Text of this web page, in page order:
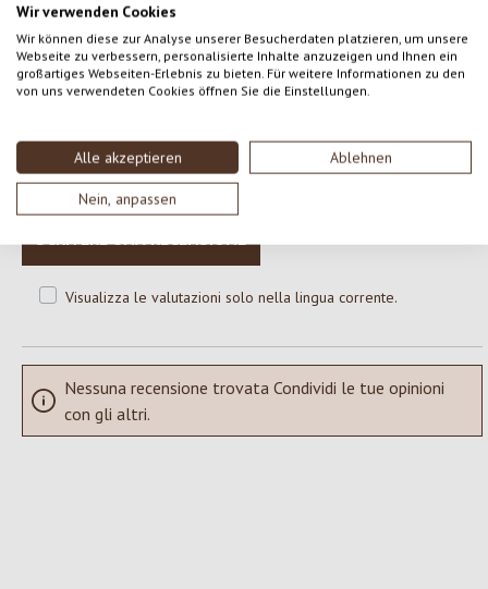
Wir verwenden Cookies
Wir können diese zur Analyse unserer Besucherdaten platzieren, um unsere
Webseite zu verbessern, personalisierte Inhalte anzuzeigen und Ihnen ein
großartiges Webseiten-Erlebnis zu bieten. Für weitere Informationen zu den
von uns verwendeten Cookies öffnen Sie die Einstellungen.
Alle akzeptieren Ablehnen
Nein, anpassen
0 di 0 valutazioni
Valutazione media di 0 su 5 stelle
Formula una valutazione!
Condividi le tue esperienze con il prodotto con altri clienti.
SCRIVERE UNA RECENSIONE
Visualizza le valutazioni solo nella lingua corrente.
Nessuna recensione trovata Condividi le tue opinioni
con gli altri.